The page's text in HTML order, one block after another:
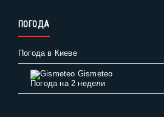
ПОГОДА
Погода в Киеве
Gismeteo
Погода на 2 недели